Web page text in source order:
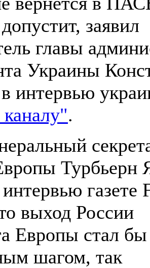
заявил
главы
Украины
интервью
.
Турбьерн
интервью газете
выход России
Европы стал бы
шагом, так